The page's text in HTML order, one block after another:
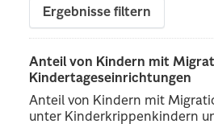
Ergebnisse filtern
Anteil von Kindern mit
Kindertageseinrichtungen
Anteil von Kindern mit
unter Kinderkrippenkindern